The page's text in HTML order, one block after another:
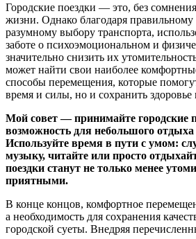
Городские поездки — это, без
жизни. Однако благодаря
разумному выбору транспорта,
заботе о психоэмоциональном и
значительно снизить их
может найти свои наиболее
способы перемещения, которые
время и силы, но и сохранить здоровье
Мой совет — принимайте городские
возможность для небольшого
Используйте время в пути с умом:
музыку, читайте или просто
поездки станут не только менее
приятными.
В конце концов, комфортное
а необходимость для сохранения
городской суеты. Внедряя